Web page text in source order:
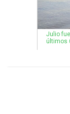
Julio
últimos